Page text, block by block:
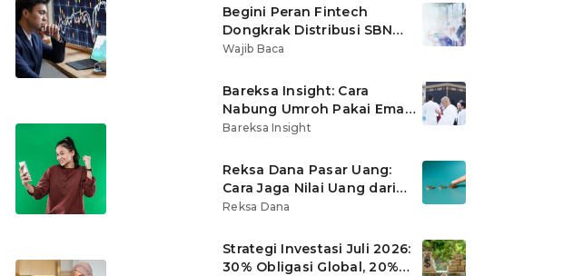
Begini Peran Fintech
Dongkrak Distribusi SBN
Ritel
Wajib Baca
Bareksa Insight: Cara
Nabung Umroh Pakai Emas
Digital agar Nilainya
Bareksa Insight
Reksa Dana Pasar Uang:
Cara Jaga Nilai Uang dari
Gerusan Inflasi
Reksa Dana
Strategi Investasi Juli 2026:
30% Obligasi Global, 20%